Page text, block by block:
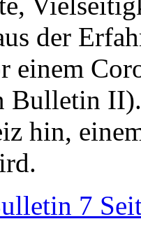
der
einem
Bulletin
hin,
7